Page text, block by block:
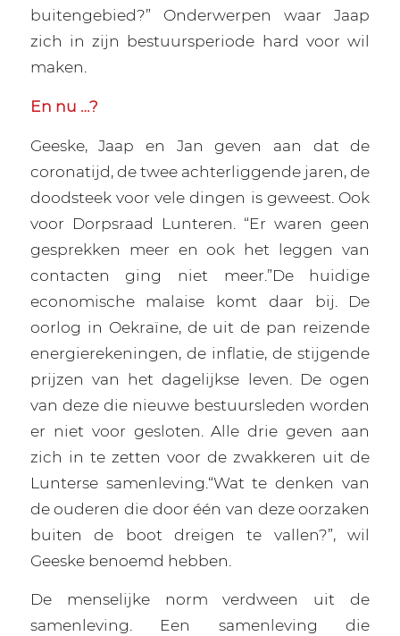
buitengebied?” Onderwerpen waar Jaap
zich in zijn bestuursperiode hard voor wil
maken.
En nu …?
Geeske, Jaap en Jan geven aan dat de
coronatijd, de twee achterliggende jaren, de
doodsteek voor vele dingen is geweest. Ook
voor Dorpsraad Lunteren. “Er waren geen
gesprekken meer en ook het leggen van
contacten ging niet meer.”De huidige
economische malaise komt daar bij. De
oorlog in Oekraïne, de uit de pan reizende
energierekeningen, de inflatie, de stijgende
prijzen van het dagelijkse leven. De ogen
van deze die nieuwe bestuursleden worden
er niet voor gesloten. Alle drie geven aan
zich in te zetten voor de zwakkeren uit de
Lunterse samenleving.“Wat te denken van
de ouderen die door één van deze oorzaken
buiten de boot dreigen te vallen?”, wil
Geeske benoemd hebben.
De menselijke norm verdween uit de
samenleving. Een samenleving die